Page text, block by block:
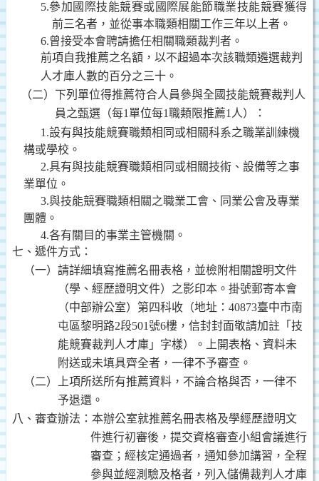
5.參加國際技能競賽或國際展能節職業技能競賽獲得
前三名者，並從事本職類相關工作三年以上者。
6.曾接受本會聘請擔任相關職類裁判者。
前項自我推薦之名額， 以不超過本次該職類遴選裁判
人才庫人數的百分之三十 。
（二）下列單位得推薦符合人員參與全國技能競賽裁判人
員之甄選（每1 單位每1職類限推薦1 人）：
1.設有與技能競賽職類相同或相關科系之職業訓練機
構或學校。
2.具有與技能競賽職類相同或相關技術、設備等之事
業單位。
3.與技能競賽職類相關之職業工會、同業公會及專業
團體。
4.各有關目的事業主管機關。
七、遞件方式：
（一）請詳細填寫推薦名冊表格，並檢附相關證明文件
（學、經歷證明文件）之影印本。掛號郵寄本會
（中部辦公室）第四科收（地址： 40873臺中市南
屯區黎明路2段501號6樓，信封封面敬請加註「技
能競賽裁判人才庫」字樣）
。上開表格、資料未
附送或未填具齊全者，一律不予審查。
（二）上項所送所有推薦資料 ，不論合格與否，一律不
予退還。
八、審查辦法：本辦公室就推薦名冊表格及學經歷證明文
件進行初審後，提交資格審查小組會議進行
審查；經核定通過者，通知參加講習，全程
參與並經測驗及格者，列入儲備裁判人才庫